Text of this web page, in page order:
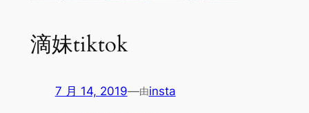
滴妹tiktok
7 月 14, 2019—由insta